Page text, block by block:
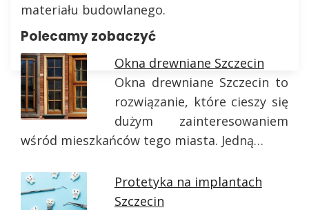
materiału budowlanego.
Polecamy zobaczyć
Okna drewniane Szczecin
Okna drewniane Szczecin to
rozwiązanie, które cieszy się
dużym zainteresowaniem
wśród mieszkańców tego miasta. Jedną…
Protetyka na implantach
Szczecin